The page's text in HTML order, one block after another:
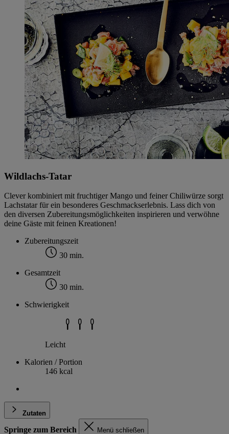
Wildlachs-Tatar
Clever kombiniert mit fruchtiger Mango und feiner Chiliwürze sorgt
Lachstatar für ein besonderes Geschmackserlebnis. Lass dich von
den diversen Zubereitungsmöglichkeiten inspirieren und verwöhne
deine Gäste mit feinen Kreationen!
Zubereitungszeit
30 min.
Gesamtzeit
30 min.
Schwierigkeit
Leicht
Kalorien / Portion
146 kcal
Zutaten
Springe zum Bereich Menü schließen